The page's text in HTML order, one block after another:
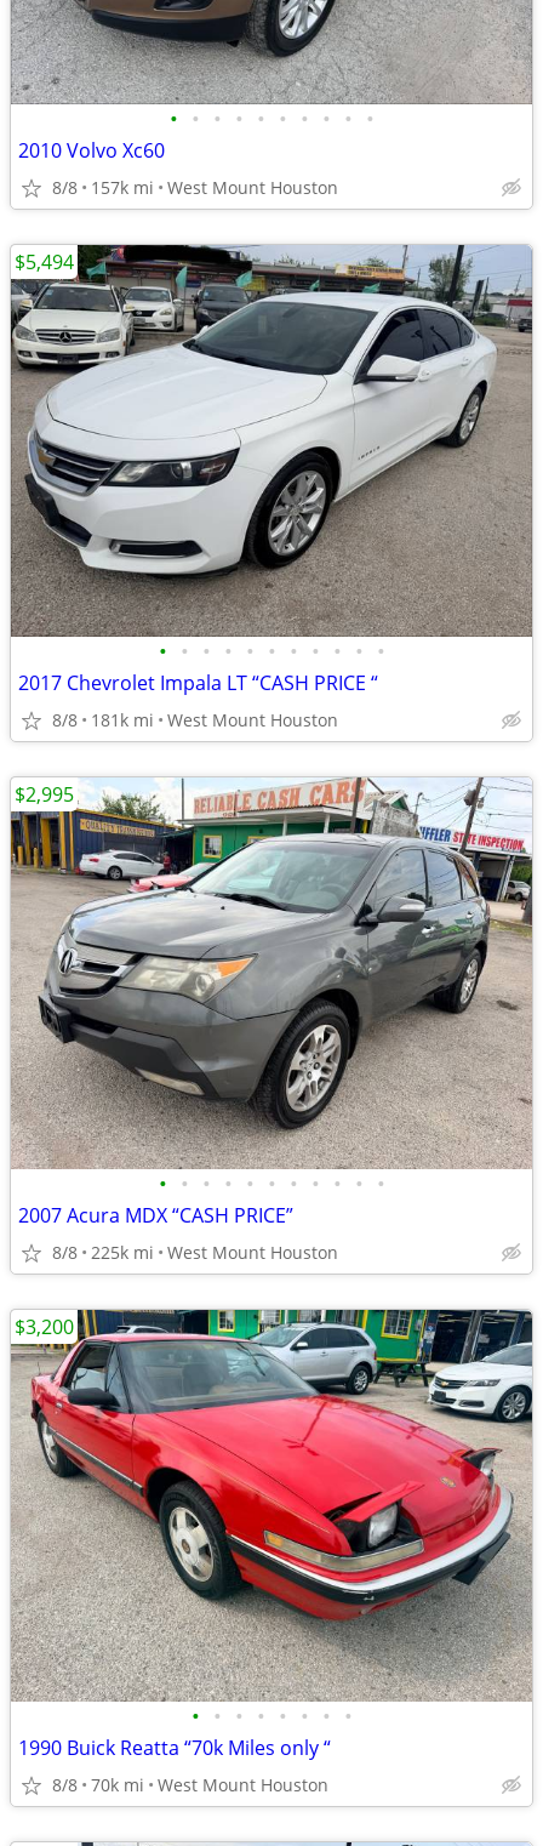
• • • • • • • • • •
2010 Volvo Xc60
8/8 157k mi West Mount Houston
• • • • • • • • • • •
2017 Chevrolet Impala LT “CASH PRICE “
8/8 181k mi West Mount Houston
$5,494
• • • • • • • • • • •
2007 Acura MDX “CASH PRICE”
8/8 225k mi West Mount Houston
$2,995
• • • • • • • •
1990 Buick Reatta “70k Miles only “
8/8 70k mi West Mount Houston
$3,200